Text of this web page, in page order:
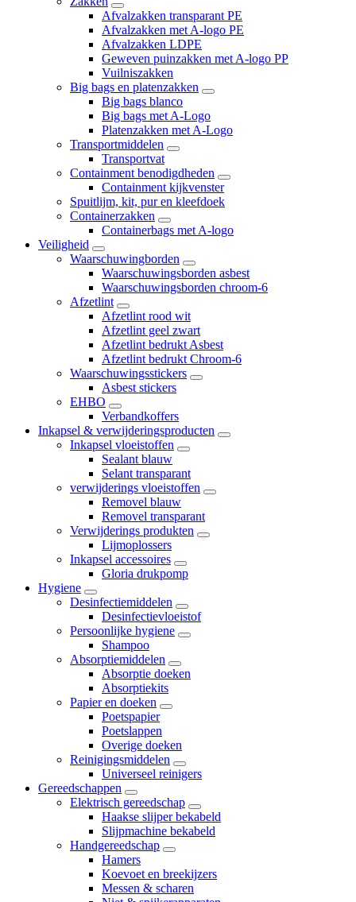
Afvalzakken transparant PE
Afvalzakken met A-logo PE
Afvalzakken LDPE
Geweven puinzakken met A-logo PP
Vuilniszakken
Big bags en platenzakken
Big bags blanco
Big bags met A-Logo
Platenzakken met A-Logo
Transportmiddelen
Transportvat
Containment benodigdheden
Containment kijkvenster
Spuitlijm, kit, pur en kleefdoek
Containerzakken
Containerbags met A-logo
Veiligheid
Waarschuwingborden
Waarschuwingsborden asbest
Waarschuwingsborden chroom-6
Afzetlint
Afzetlint rood wit
Afzetlint geel zwart
Afzetlint bedrukt Asbest
Afzetlint bedrukt Chroom-6
Waarschuwingsstickers
Asbest stickers
EHBO
Verbandkoffers
Inkapsel & verwijderingsproducten
Inkapsel vloeistoffen
Sealant blauw
Selant transparant
verwijderings vloeistoffen
Removel blauw
Removel transparant
Verwijderings produkten
Lijmoplossers
Inkapsel accessoires
Gloria drukpomp
Hygiene
Desinfectiemiddelen
Desinfectievloeistof
Persoonlijke hygiene
Shampoo
Absorptiemiddelen
Absorptie doeken
Absorptiekits
Papier en doeken
Poetspapier
Poetslappen
Overige doeken
Reinigingsmiddelen
Universeel reinigers
Gereedschappen
Elektrisch gereedschap
Haakse slijper bekabeld
Slijpmachine bekabeld
Handgereedschap
Hamers
Koevoet en breekijzers
Messen & scharen